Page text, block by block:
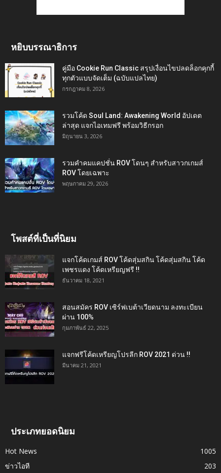
หยิบบรรณาธิการ
คู่มือ Cookie Run Classic สรุปเงื่อนไขปลดล็อกคุกกี้
ทุกตัวแบบจัดเต็ม (ฉบับแปลไทย)
กรกฎาคม 8, 2026
รวมโค้ด Soul Land: Awakening World อัปเดต
ล่าสุด แจกไอเทมฟรี พร้อมวิธีกรอก
มิถุนายน 3, 2026
รวมคำคมแคปชั่น ROV โดนๆ สำหรับสาวกเกมส์
ROV โดยเฉพาะ
พฤษภาคม 29, 2026
โพสต์ที่เป็นที่นิยม
แจกโค้ดเกมส์ ROV โค้ดสุ่มสกิน โค้ดสุ่มสกิน โค้ด
เพชรแดง โค้ดเหรียญฟรี !!
ธันวาคม 18, 2021
สอนสมัคร ROV เซิร์ฟเบต้าเวียดนาม ลงทะเบียน
ผ่าน 100%
กุมภาพันธ์ 22, 2025
แจกฟรีโค้ดเหรียญโปรลีก ROV 2021 ด่วน !!
มีนาคม 21, 2021
ประเภทยอดนิยม
Hot News
1005
ข่าวไอที
203